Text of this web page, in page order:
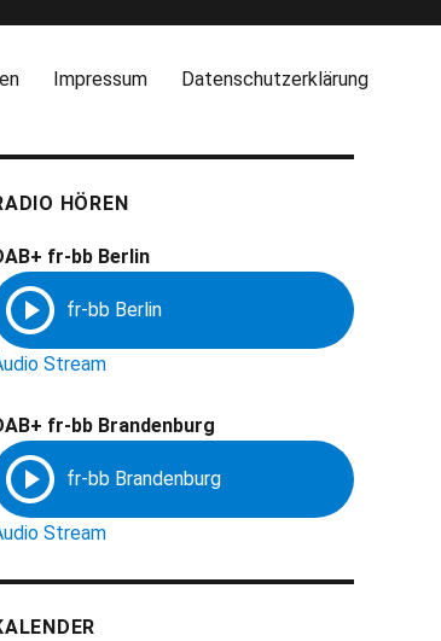
Impressum Datenschutzerklärung
HÖREN
fr-bb Berlin
Stream
fr-bb Brandenburg
Stream